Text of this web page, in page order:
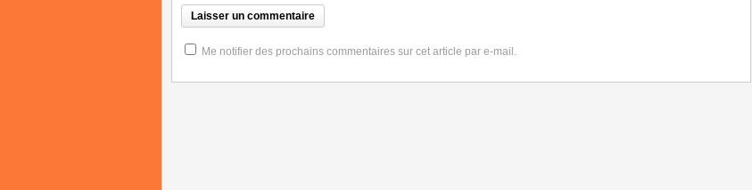
Me notifier des prochains commentaires sur cet article par e-mail.